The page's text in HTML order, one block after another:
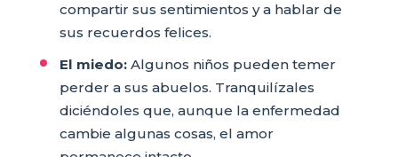
compartir sus sentimientos y a hablar de
sus recuerdos felices.
El miedo:Algunos niños pueden temer
perder a sus abuelos. Tranquilízales
diciéndoles que, aunque la enfermedad
cambie algunas cosas, el amor